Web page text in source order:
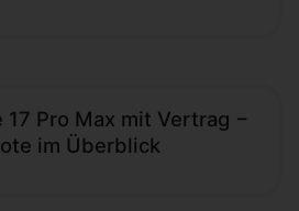
17 Pro Max mit Vertrag −
im Überblick